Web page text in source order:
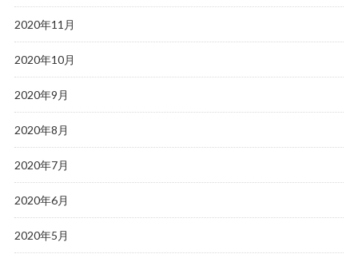
2020年11月
2020年10月
2020年9月
2020年8月
2020年7月
2020年6月
2020年5月